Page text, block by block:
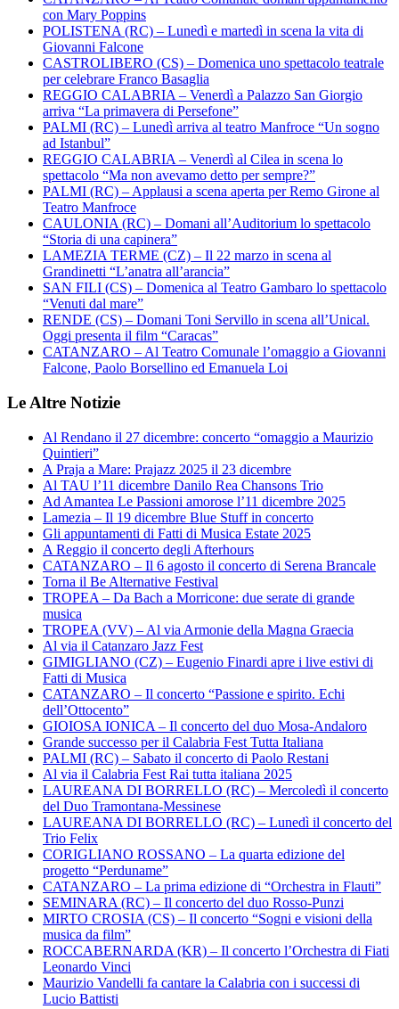
con Mary Poppins
POLISTENA (RC) – Lunedì e martedì in scena la vita di
Giovanni Falcone
CASTROLIBERO (CS) – Domenica uno spettacolo teatrale
per celebrare Franco Basaglia
REGGIO CALABRIA – Venerdì a Palazzo San Giorgio
arriva “La primavera di Persefone”
PALMI (RC) – Lunedì arriva al teatro Manfroce “Un sogno
ad Istanbul”
REGGIO CALABRIA – Venerdì al Cilea in scena lo
spettacolo “Ma non avevamo detto per sempre?”
PALMI (RC) – Applausi a scena aperta per Remo Girone al
Teatro Manfroce
CAULONIA (RC) – Domani all’Auditorium lo spettacolo
“Storia di una capinera”
LAMEZIA TERME (CZ) – Il 22 marzo in scena al
Grandinetti “L’anatra all’arancia”
SAN FILI (CS) – Domenica al Teatro Gambaro lo spettacolo
“Venuti dal mare”
RENDE (CS) – Domani Toni Servillo in scena all’Unical.
Oggi presenta il film “Caracas”
CATANZARO – Al Teatro Comunale l’omaggio a Giovanni
Falcone, Paolo Borsellino ed Emanuela Loi
Le Altre Notizie
Al Rendano il 27 dicembre: concerto “omaggio a Maurizio
Quintieri”
A Praja a Mare: Prajazz 2025 il 23 dicembre
Al TAU l’11 dicembre Danilo Rea Chansons Trio
Ad Amantea Le Passioni amorose l’11 dicembre 2025
Lamezia – Il 19 dicembre Blue Stuff in concerto
Gli appuntamenti di Fatti di Musica Estate 2025
A Reggio il concerto degli Afterhours
CATANZARO – Il 6 agosto il concerto di Serena Brancale
Torna il Be Alternative Festival
TROPEA – Da Bach a Morricone: due serate di grande
musica
TROPEA (VV) – Al via Armonie della Magna Graecia
Al via il Catanzaro Jazz Fest
GIMIGLIANO (CZ) – Eugenio Finardi apre i live estivi di
Fatti di Musica
CATANZARO – Il concerto “Passione e spirito. Echi
dell’Ottocento”
GIOIOSA IONICA – Il concerto del duo Mosa-Andaloro
Grande successo per il Calabria Fest Tutta Italiana
PALMI (RC) – Sabato il concerto di Paolo Restani
Al via il Calabria Fest Rai tutta italiana 2025
LAUREANA DI BORRELLO (RC) – Mercoledì il concerto
del Duo Tramontana-Messinese
LAUREANA DI BORRELLO (RC) – Lunedì il concerto del
Trio Felix
CORIGLIANO ROSSANO – La quarta edizione del
progetto “Perduname”
CATANZARO – La prima edizione di “Orchestra in Flauti”
SEMINARA (RC) – Il concerto del duo Rosso-Punzi
MIRTO CROSIA (CS) – Il concerto “Sogni e visioni della
musica da film”
ROCCABERNARDA (KR) – Il concerto l’Orchestra di Fiati
Leonardo Vinci
Maurizio Vandelli fa cantare la Calabria con i successi di
Lucio Battisti